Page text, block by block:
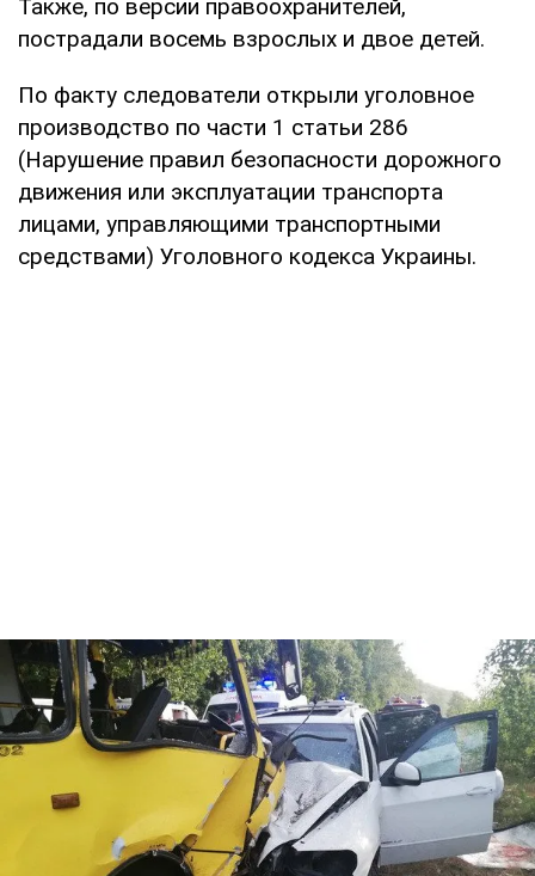
Также, по версии правоохранителей,
пострадали восемь взрослых и двое детей.
По факту следователи открыли уголовное
производство по части 1 статьи 286
(Нарушение правил безопасности дорожного
движения или эксплуатации транспорта
лицами, управляющими транспортными
средствами) Уголовного кодекса Украины.